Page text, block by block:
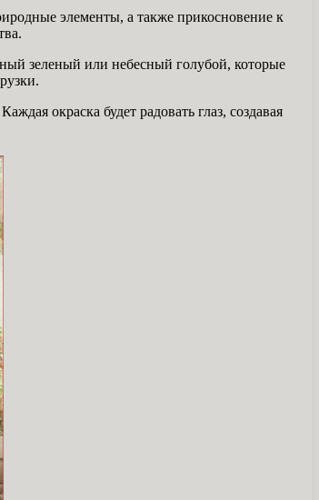
элементы, а также прикосновение к
зеленый или небесный голубой, которые
окраска будет радовать глаз, создавая